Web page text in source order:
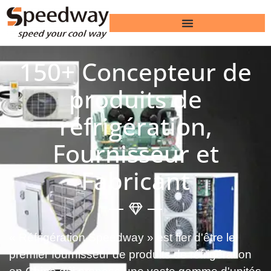
150+ Concepteur de
produits de
réfrigération,
Fournisseur et
Fabricant
« Réfrigération Speedway » est fier d'être le
premier fournisseur de produits de réfrigération